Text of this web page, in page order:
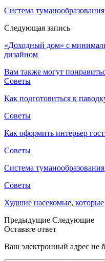
Система
Следующая запись
«Доходный дом» с
дизайном
Вам также могут
Советы
Как подготовиться к
Советы
Как оформить интерьер
Советы
Система
Советы
Худшие насекомые,
Предыдущие Следующие
Оставьте ответ
Ваш электронный адрес не